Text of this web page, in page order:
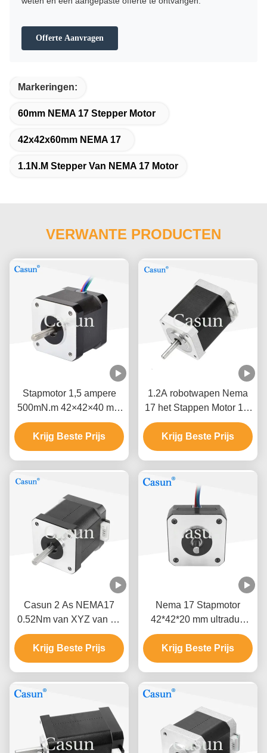
Offerte Aanvragen
Markeringen:
60mm NEMA 17 Stepper Motor
42x42x60mm NEMA 17
1.1N.M Stepper Van NEMA 17 Motor
VERWANTE PRODUCTEN
Stapmotor 1,5 ampere
500mN.m 42×42×40 mm
NEMA 17 met ISO CE
Krijg Beste Prijs
1.2A robotwapen Nema
17 het Stappen Motor 1,8
Graad 2 fase Hoge
Precisie
Krijg Beste Prijs
Casun 2 As NEMA17
0.52Nm van XYZ van de
fase de Stappende Motor
Krijg Beste Prijs
Nema 17 Stapmotor
42*42*20 mm ultradun
lichaam 1.0A 130mN.m
voor medische
apparatuur
Krijg Beste Prijs